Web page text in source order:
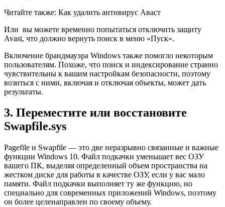
Читайте также: Как удалить антивирус Аваст
Или вы можете временно попытаться отключить защиту
Avast, что должно вернуть поиск в меню «Пуск».
Включение брандмауэра Windows также помогло некоторым
пользователям. Похоже, что поиск и индексирование странно
чувствительны к вашим настройкам безопасности, поэтому
возиться с ними, включая и отключая объекты, может дать
результаты.
3. Переместите или восстановите
Swapfile.sys
Pagefile и Swapfile — это две неразрывно связанные и важные
функции Windows 10. Файл подкачки уменьшает вес ОЗУ
вашего ПК, выделяя определенный объем пространства на
жестком диске для работы в качестве ОЗУ, если у вас мало
памяти. Файл подкачки выполняет ту же функцию, но
специально для современных приложений Windows, поэтому
он более целенаправлен по своему объему.